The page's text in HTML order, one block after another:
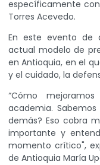
específicamente con
Torres Acevedo.
En este evento de
actual modelo de
en Antioquia, en el
y el cuidado, la
“Cómo
academia.
demás? Eso cobra
importante y
momento crítico",
de Antioquia María